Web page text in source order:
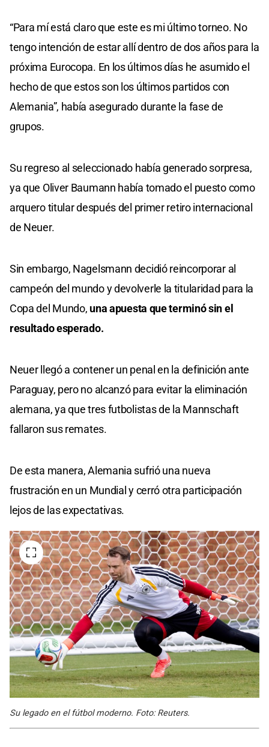
“Para mí está claro que este es mi último torneo. No
tengo intención de estar allí dentro de dos años para la
próxima Eurocopa. En los últimos días he asumido el
hecho de que estos son los últimos partidos con
Alemania”, había asegurado durante la fase de
grupos.
Su regreso al seleccionado había generado sorpresa,
ya que Oliver Baumann había tomado el puesto como
arquero titular después del primer retiro internacional
de Neuer.
Sin embargo, Nagelsmann decidió reincorporar al
campeón del mundo y devolverle la titularidad para la
Copa del Mundo, una apuesta que terminó sin el
resultado esperado.
Neuer llegó a contener un penal en la definición ante
Paraguay, pero no alcanzó para evitar la eliminación
alemana, ya que tres futbolistas de la Mannschaft
fallaron sus remates.
De esta manera, Alemania sufrió una nueva
frustración en un Mundial y cerró otra participación
lejos de las expectativas.
Su legado en el fútbol moderno. Foto: Reuters.